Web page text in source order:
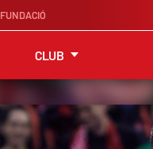
FUNDACIÓ
CLUB